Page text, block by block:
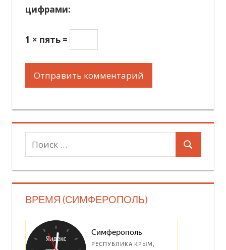
цифрами:
1 × пять =
Поиск
для:
Поиск
ВРЕМЯ (СИМФЕРОПОЛЬ)